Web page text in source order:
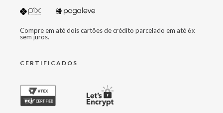
Compre em até dois cartões de crédito parcelado em até 6x
sem juros.
CERTIFICADOS